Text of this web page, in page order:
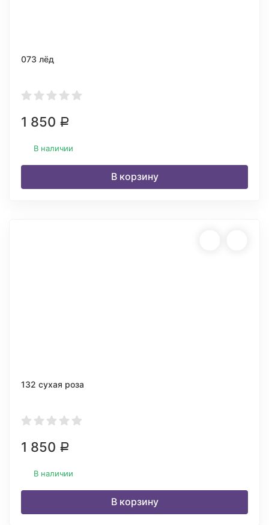
073 лёд
1 850 Р
В наличии
В корзину
132 сухая роза
1 850 Р
В наличии
В корзину